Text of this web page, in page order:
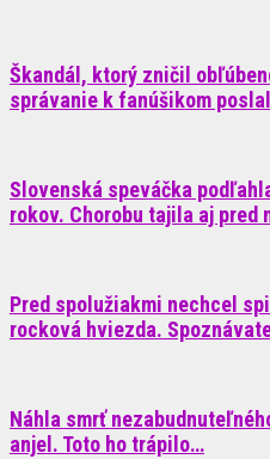
Škandál, ktorý zničil
správanie k fanúšikom
Slovenská speváčka
rokov. Chorobu tajila aj pred
Pred spolužiakmi nechcel
rocková hviezda.
Náhla smrť
anjel. Toto ho trápilo…